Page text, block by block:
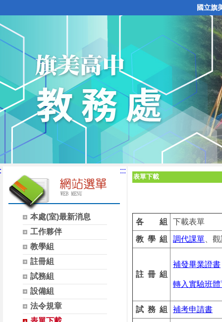
國立旗
本處(室)最新消息
工作夥伴
教學組
註冊組
試務組
設備組
法令規章
:::
表單下載
各 組 下載表單
教 學 組 調代課單 、
註 冊 組
補發畢業證書
轉入實驗班
試 務 組 補考申請書